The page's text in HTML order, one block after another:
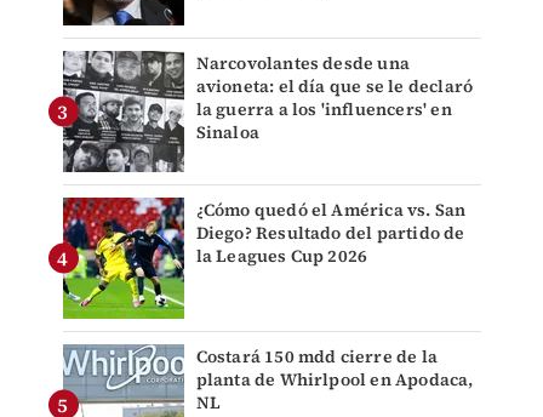
Narcovolantes desde una
avioneta: el día que se le declaró
la guerra a los 'influencers' en
Sinaloa
¿Cómo quedó el América vs. San
Diego? Resultado del partido de
la Leagues Cup 2026
Costará 150 mdd cierre de la
planta de Whirlpool en Apodaca,
NL